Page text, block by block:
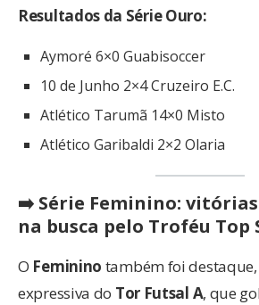
Resultados da Série Ouro:
Aymoré 6×0 Guabisoccer
10 de Junho 2×4 Cruzeiro E.C.
Atlético Tarumã 14×0 Misto
Atlético Garibaldi 2×2 Olaria
➡️ Série Feminino:
na busca pelo Troféu Top
O Feminino também foi
expressiva do Tor Futsal A, que